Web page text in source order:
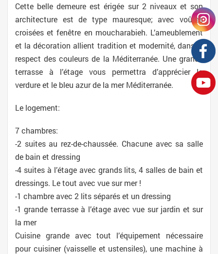
Cette belle demeure est érigée sur 2 niveaux et son
architecture est de type mauresque; avec voûtes
croisées et fenêtre en moucharabieh. L’ameublement
et la décoration allient tradition et modernité, dans le
respect des couleurs de la Méditerranée. Une grande
terrasse à l’étage vous permettra d’apprécier la
verdure et le bleu azur de la mer Méditerranée.
Le logement:
7 chambres:
-2 suites au rez-de-chaussée. Chacune avec sa salle
de bain et dressing
-4 suites à l’étage avec grands lits, 4 salles de bain et
dressings. Le tout avec vue sur mer !
-1 chambre avec 2 lits séparés et un dressing
-1 grande terrasse à l’étage avec vue sur jardin et sur
la mer
Cuisine grande avec tout l’équipement nécessaire
pour cuisiner (vaisselle et ustensiles), une machine à